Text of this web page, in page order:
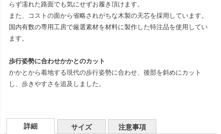
らず濡れた路面でも気にせずお履き頂けます。
また、コストの面から省略されがちな木製の天芯を採用しています。
国内有数の専用工房で厳選素材を材料に製作した特注品を使用してい
ます。
歩行姿勢に合わせかかとのカット
かかとから着地する現代の歩行姿勢に合わせ、後部を斜めにカット
し、歩きやすさを追及しました。
詳細 サイズ 注意事項